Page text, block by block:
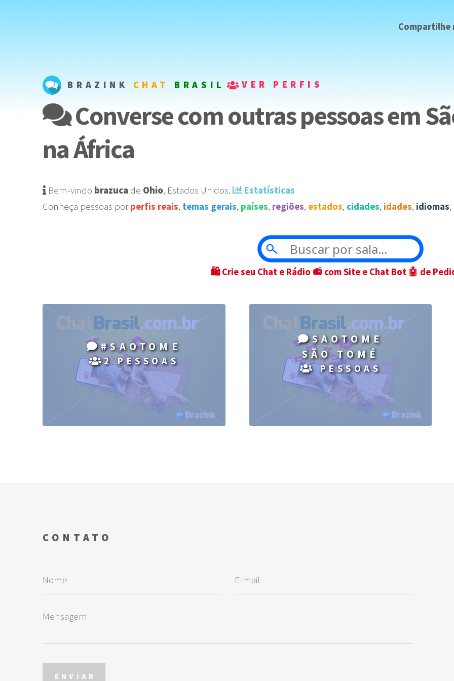
BRAZINK CHAT BRASIL VER PERFIS
Compartilhe
Converse com outras pessoas em
na África
Bem-vindo brazucade Ohio, Estados Unidos️.
Estatísticas
Conheça pessoas porperfis reais, temas gerais, países, regiões, estados, cidades, idades, idiomas,
🛍 Crie seu Chat e Rádio 📻 com Site e Chat Bot 🤖 de
#SAOTOME
2 PESSOAS
SAOTOME
SÃO TOMÉ
PESSOAS
CONTATO